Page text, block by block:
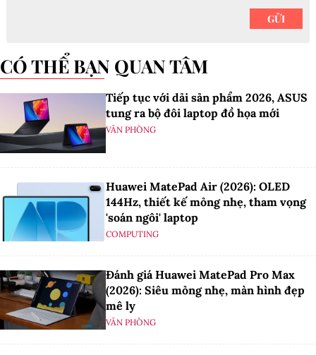
CÓ THỂ BẠN QUAN TÂM
Tiếp tục với dải sản phẩm 2026, ASUS
tung ra bộ đôi laptop đồ họa mới
VĂN PHÒNG
Huawei MatePad Air (2026): OLED
144Hz, thiết kế mỏng nhẹ, tham vọng
'soán ngôi' laptop
COMPUTING
Đánh giá Huawei MatePad Pro Max
(2026): Siêu mỏng nhẹ, màn hình đẹp
mê ly
VĂN PHÒNG